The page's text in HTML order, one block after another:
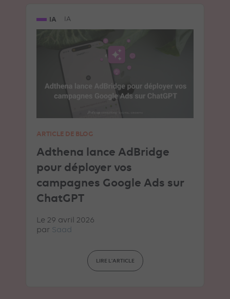
IA IA
ARTICLE DE BLOG
Adthena lance AdBridge
pour déployer vos
campagnes Google Ads sur
ChatGPT
Le 29 avril 2026
par Saad
LIRE L'ARTICLE